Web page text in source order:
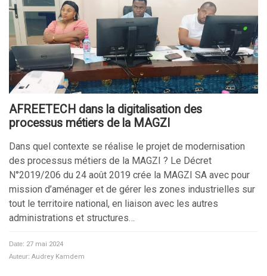
AFREETECH dans la digitalisation des
processus métiers de la MAGZI
Dans quel contexte se réalise le projet de modernisation
des processus métiers de la MAGZI ? Le Décret
N°2019/206 du 24 août 2019 crée la MAGZI SA avec pour
mission d’aménager et de gérer les zones industrielles sur
tout le territoire national, en liaison avec les autres
administrations et structures…
Date: 27 mai 2024
Auteur: Audrey Kamdem